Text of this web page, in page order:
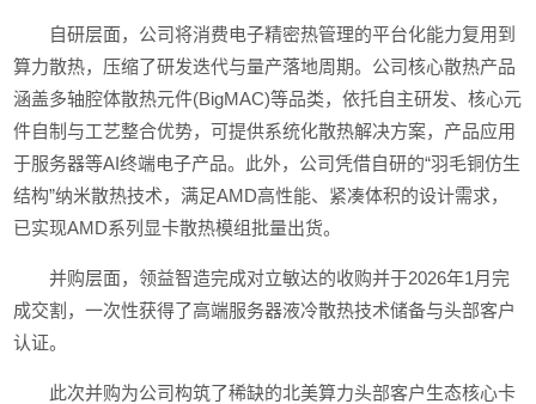
自研层面，公司将消费电子精密热管理的平台化能力复用到
算力散热，压缩了研发迭代与量产落地周期。公司核心散热产品
涵盖多轴腔体散热元件(BigMAC)等品类，依托自主研发、核心元
件自制与工艺整合优势，可提供系统化散热解决方案，产品应用
于服务器等AI终端电子产品。此外，公司凭借自研的“羽毛铜仿生
结构”纳米散热技术，满足AMD高性能、紧凑体积的设计需求，
已实现AMD系列显卡散热模组批量出货。
并购层面，领益智造完成对立敏达的收购并于2026年1月完
成交割，一次性获得了高端服务器液冷散热技术储备与头部客户
认证。
此次并购为公司构筑了稀缺的北美算力头部客户生态核心卡